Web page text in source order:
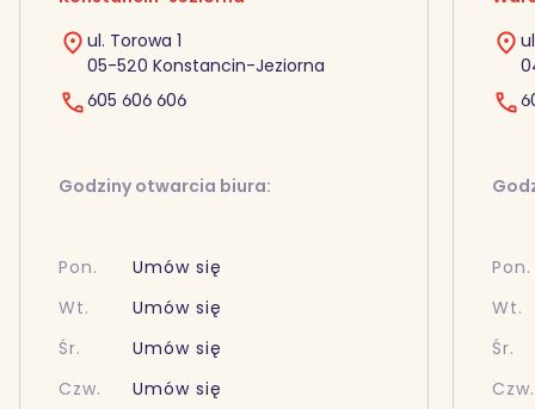
ul. Torowa 1
05-520 Konstancin-Jeziorna
605 606 606
Godziny otwarcia biura:
Pon.
Umów się
Wt.
Umów się
Śr.
Umów się
Czw.
Umów się
Pon.
Wt.
Śr.
Czw.